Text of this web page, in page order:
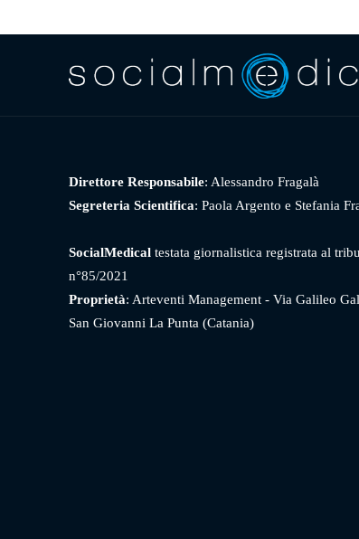
Direttore Responsabile: Alessandro Fragalà
Segreteria Scientifica: Paola Argento e Stefania
SocialMedical testata giornalistica registrata al
n°85/2021
Proprietà: Arteventi Management - Via Galileo
San Giovanni La Punta (Catania)